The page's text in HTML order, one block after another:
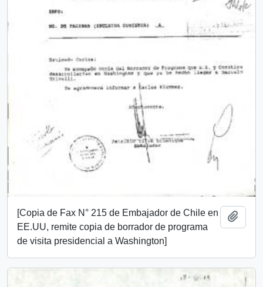
[Copia de Fax N° 215 de Embajador de Chile en
EE.UU, remite copia de borrador de programa
de visita presidencial a Washington]